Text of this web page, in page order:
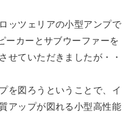
ッツェリアの小型アンプで
ーカーとサブウーファーを
せていただきましたが・・
を図ろうということで、イ
アップが図れる小型高性能